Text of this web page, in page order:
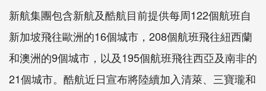
新航集團包含新航及酷航目前提供每周122個航班自
新加坡飛往歐洲的16個城市，208個航班飛往紐西蘭
和澳洲的9個城市，以及195個航班飛往西亞及南非的
21個城市。酷航近日宣布將陸續加入清萊、三寶瓏和